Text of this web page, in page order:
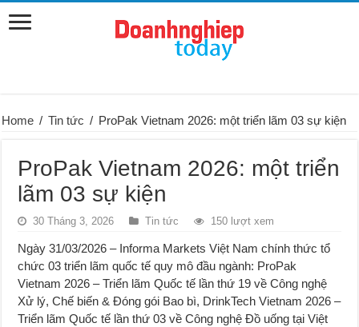
Home / Tin tức / ProPak Vietnam 2026: một triển lãm 03 sự kiện
ProPak Vietnam 2026: một triển
lãm 03 sự kiện
30 Tháng 3, 2026 Tin tức 150 lượt xem
Ngày 31/03/2026 – Informa Markets Việt Nam chính thức tổ
chức 03 triển lãm quốc tế quy mô đầu ngành: ProPak
Vietnam 2026 – Triển lãm Quốc tế lần thứ 19 về Công nghệ
Xử lý, Chế biến & Đóng gói Bao bì, DrinkTech Vietnam 2026 –
Triển lãm Quốc tế lần thứ 03 về Công nghệ Đồ uống tại Việt